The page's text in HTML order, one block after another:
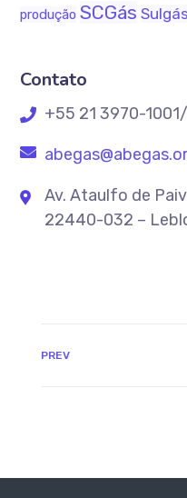
produção SCGás
Contato
+55 21 3970-
Av. Ataulfo de
22440-032 –
PREV